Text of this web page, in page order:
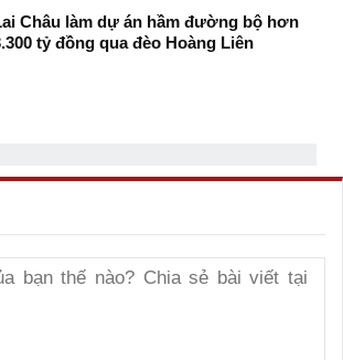
Châu làm dự án hầm đường bộ hơn
tỷ đồng qua đèo Hoàng Liên